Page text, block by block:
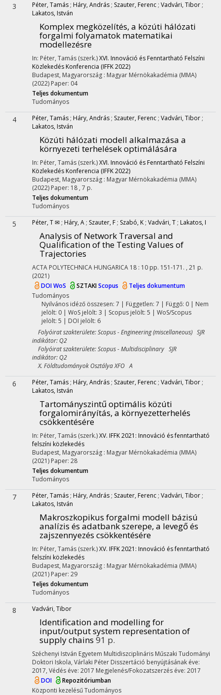
3 Péter, Tamás ; Háry, András ; Szauter, Ferenc ; Vadvári, Tibor ;
Lakatos, István
Komplex megközelítés, a közúti hálózati
forgalmi folyamatok matematikai
modellezésre
In: Péter, Tamás (szerk.)XVI. Innováció és Fenntartható Felszíni
Közlekedés Konferencia (IFFK 2022)
Budapest, Magyarország : Magyar Mérnökakadémia (MMA)
(2022) Paper: 04
Teljes dokumentum
Tudományos
4 Péter, Tamás ; Háry, András ; Szauter, Ferenc ; Vadvári, Tibor ;
Lakatos, István
Közúti hálózati modell alkalmazása a
környezeti terhelések optimálására
In: Péter, Tamás (szerk.)XVI. Innováció és Fenntartható Felszíni
Közlekedés Konferencia (IFFK 2022)
Budapest, Magyarország : Magyar Mérnökakadémia (MMA)
(2022) Paper: 18 , 7 p.
Teljes dokumentum
Tudományos
5 Péter, T ✉ ; Háry, A ; Szauter, F ; Szabó, K ; Vadvári, T ; Lakatos, I
Analysis of Network Traversal and
Qualification of the Testing Values of
Trajectories
ACTA POLYTECHNICA HUNGARICA 18 : 10 pp. 151-171. , 21 p.
(2021)
DOIWoS SZTAKIScopus
Teljes dokumentum
Tudományos
Nyilvános idéző összesen: 7 | Független: 7 | Függő: 0 | Nem
jelölt: 0 | WoS jelölt: 3 | Scopus jelölt: 5 | WoS/Scopus
jelölt: 5 | DOI jelölt: 6
Folyóirat szakterülete: Scopus - Engineering (miscellaneous) SJR
indikátor: Q2
Folyóirat szakterülete: Scopus - Multidisciplinary SJR
indikátor: Q2
X. Földtudományok Osztálya XFO A
6 Péter, Tamás ; Háry, András ; Szauter, Ferenc ; Vadvári, Tibor ;
Lakatos, István
Tartományszintű optimális közúti
forgalomirányítás, a környezetterhelés
csökkentésére
In: Péter, Tamás (szerk.)XV. IFFK 2021: Innováció és fenntartható
felszíni közlekedés
Budapest, Magyarország : Magyar Mérnökakadémia (MMA)
(2021) Paper: 28
Teljes dokumentum
Tudományos
7 Péter, Tamás ; Háry, András ; Szauter, Ferenc ; Vadvári, Tibor ;
Lakatos, István
Makroszkopikus forgalmi modell bázisú
analízis és adatbank szerepe, a levegő és
zajszennyezés csökkentésére
In: Péter, Tamás (szerk.)XV. IFFK 2021: Innováció és fenntartható
felszíni közlekedés
Budapest, Magyarország : Magyar Mérnökakadémia (MMA)
(2021) Paper: 29
Teljes dokumentum
Tudományos
8 Vadvári, Tibor
Identification and modelling for
input/output system representation of
supply chains 91 p.
Széchenyi István Egyetem Multidiszciplináris Műszaki Tudományi
Doktori Iskola, Várlaki Péter Disszertáció benyújtásának éve:
2017, Védés éve: 2017 Megjelenés/Fokozatszerzés éve: 2017
DOI
Repozitóriumban
Központi kezelésűTudományos